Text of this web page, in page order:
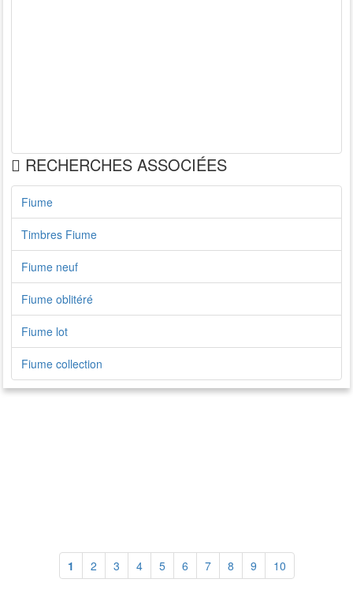
RECHERCHES ASSOCIÉES
Fiume
Timbres Fiume
Fiume neuf
Fiume oblitéré
Fiume lot
Fiume collection
1 2 3 4 5 6 7 8 9 10